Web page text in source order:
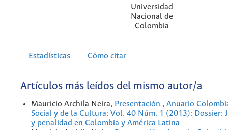
Universidad
Nacional de
Colombia
Estadísticas Cómo citar
Artículos más leídos del mismo autor/a
Mauricio Archila Neira, Presentación , Anuario
Social y de la Cultura: Vol. 40 Núm. 1 (2013): Dossier:
y penalidad en Colombia y América Latina